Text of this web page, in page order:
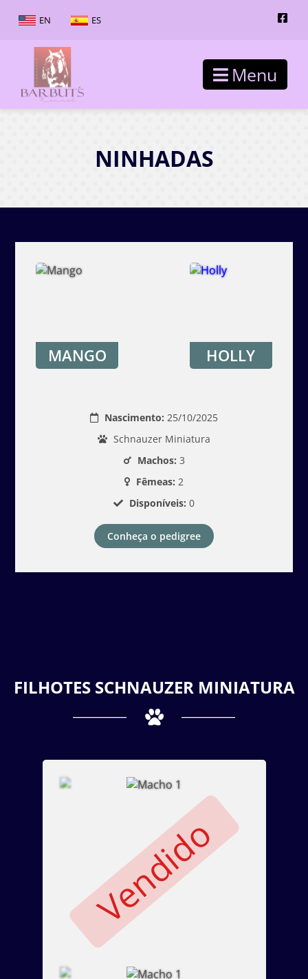
EN ES
Menu
NINHADAS
MANGO HOLLY
Nascimento: 25/10/2025
Schnauzer Miniatura
Machos: 3
Fêmeas: 2
Disponíveis: 0
Conheça o pedigree
FILHOTES SCHNAUZER MINIATURA
Vendido